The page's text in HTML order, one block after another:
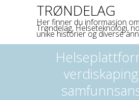
TRØNDELAG
Her finner du informasjon om
Trøndelag, Helseteknologi,
unike historier og diverse